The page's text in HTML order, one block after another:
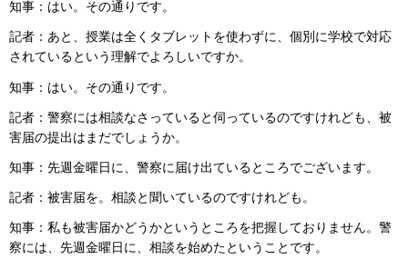
知事：はい。その通りです。
記者：あと、授業は全くタブレットを使わずに、個別に学校で対応
されているという理解でよろしいですか。
知事：はい。その通りです。
記者：警察には相談なさっていると伺っているのですけれども、被
害届の提出はまだでしょうか。
知事：先週金曜日に、警察に届け出ているところでございます。
記者：被害届を。相談と聞いているのですけれども。
知事：私も被害届かどうかというところを把握しておりません。警
察には、先週金曜日に、相談を始めたということです。